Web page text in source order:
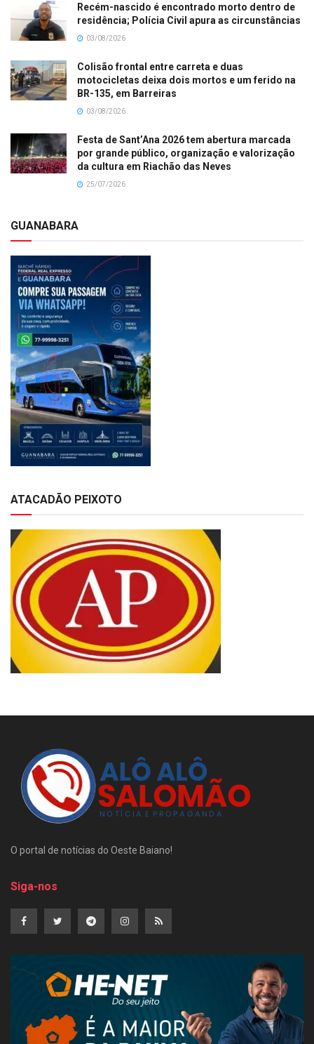
Recém-nascido é encontrado morto dentro de
residência; Polícia Civil apura as circunstâncias
03/08/2026
Colisão frontal entre carreta e duas
motocicletas deixa dois mortos e um ferido na
BR-135, em Barreiras
03/08/2026
Festa de Sant’Ana 2026 tem abertura marcada
por grande público, organização e valorização
da cultura em Riachão das Neves
25/07/2026
GUANABARA
ATACADÃO PEIXOTO
O portal de notícias do Oeste Baiano!
Siga-nos